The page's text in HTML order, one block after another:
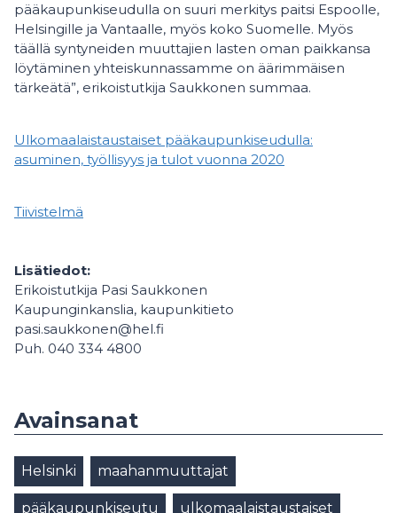
pääkaupunkiseudulla on suuri merkitys paitsi Espoolle,
Helsingille ja Vantaalle, myös koko Suomelle. Myös
täällä syntyneiden muuttajien lasten oman paikkansa
löytäminen yhteiskunnassamme on äärimmäisen
tärkeätä”, erikoistutkija Saukkonen summaa.
Ulkomaalaistaustaiset pääkaupunkiseudulla:
asuminen, työllisyys ja tulot vuonna 2020
Tiivistelmä
Lisätiedot:
Erikoistutkija Pasi Saukkonen
Kaupunginkanslia, kaupunkitieto
pasi.saukkonen@hel.fi
Puh. 040 334 4800
Avainsanat
Helsinki maahanmuuttajat
pääkaupunkiseutu ulkomaalaistaustaiset